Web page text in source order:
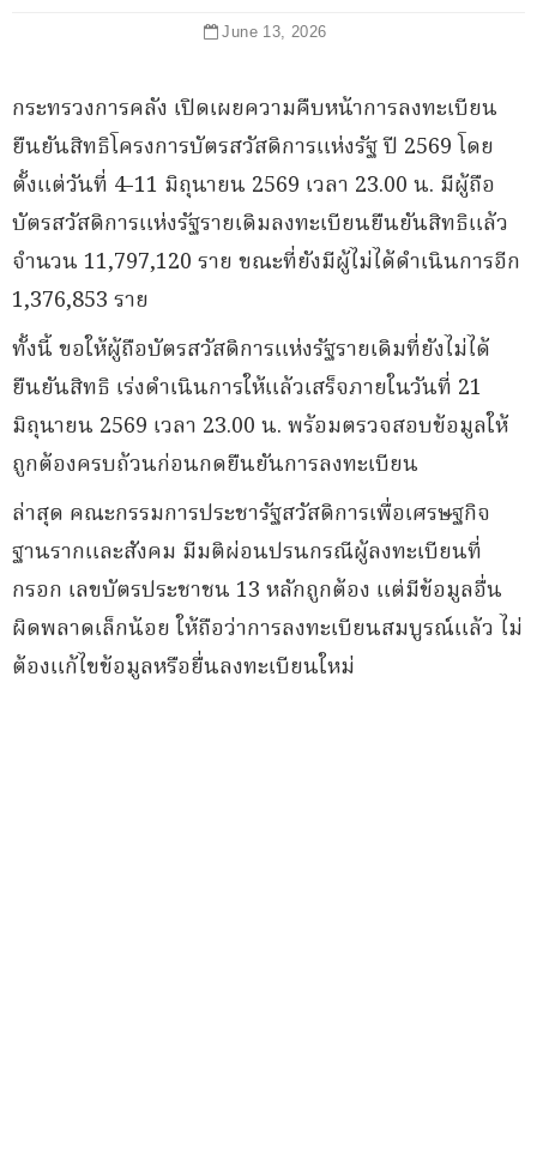
June 13, 2026
กระทรวงการคลัง เปิดเผยความคืบหน้าการลงทะเบียน
ยืนยันสิทธิโครงการบัตรสวัสดิการแห่งรัฐ ปี 2569 โดย
ตั้งแต่วันที่ 4-11 มิถุนายน 2569 เวลา 23.00 น. มีผู้ถือ
บัตรสวัสดิการแห่งรัฐรายเดิมลงทะเบียนยืนยันสิทธิแล้ว
จำนวน 11,797,120 ราย ขณะที่ยังมีผู้ไม่ได้ดำเนินการอีก
1,376,853 ราย
ทั้งนี้ ขอให้ผู้ถือบัตรสวัสดิการแห่งรัฐรายเดิมที่ยังไม่ได้
ยืนยันสิทธิ เร่งดำเนินการให้แล้วเสร็จภายในวันที่ 21
มิถุนายน 2569 เวลา 23.00 น. พร้อมตรวจสอบข้อมูลให้
ถูกต้องครบถ้วนก่อนกดยืนยันการลงทะเบียน
ล่าสุด คณะกรรมการประชารัฐสวัสดิการเพื่อเศรษฐกิจ
ฐานรากและสังคม มีมติผ่อนปรนกรณีผู้ลงทะเบียนที่
กรอก เลขบัตรประชาชน 13 หลักถูกต้อง แต่มีข้อมูลอื่น
ผิดพลาดเล็กน้อย ให้ถือว่าการลงทะเบียนสมบูรณ์แล้ว ไม่
ต้องแก้ไขข้อมูลหรือยื่นลงทะเบียนใหม่